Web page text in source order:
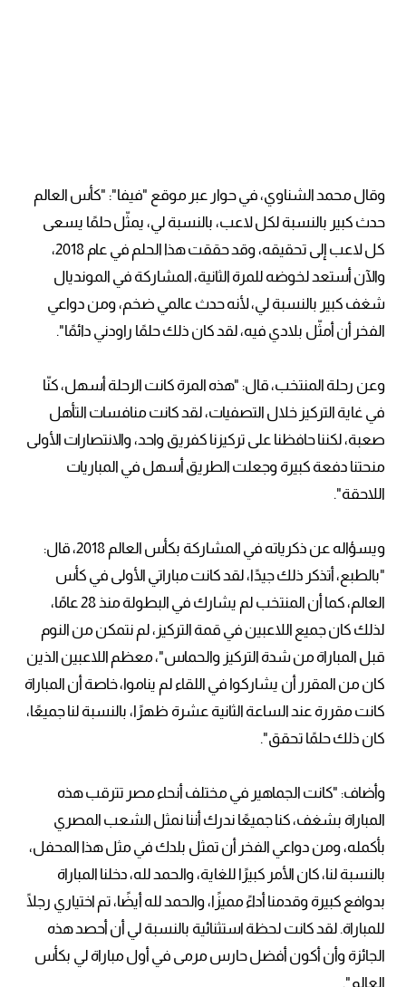
وقال محمد الشناوي، في حوار عبر موقع "فيفا": "كأس العالم
حدث كبير بالنسبة لكل لاعب، بالنسبة لي، يمثّل حلمًا يسعى
كل لاعب إلى تحقيقه، وقد حققت هذا الحلم في عام 2018،
والآن أستعد لخوضه للمرة الثانية، المشاركة في المونديال
شغف كبير بالنسبة لي، لأنه حدث عالمي ضخم، ومن دواعي
الفخر أن أمثّل بلادي فيه، لقد كان ذلك حلمًا راودني دائمًا".
وعن رحلة المنتخب، قال: "هذه المرة كانت الرحلة أسهل، كنّا
في غاية التركيز خلال التصفيات، لقد كانت منافسات التأهل
صعبة، لكننا حافظنا على تركيزنا كفريق واحد، والانتصارات الأولى
منحتنا دفعة كبيرة وجعلت الطريق أسهل في المباريات
اللاحقة".
ويسؤاله عن ذكرياته في المشاركة بكأس العالم 2018، قال:
"بالطبع، أتذكر ذلك جيدًا، لقد كانت مباراتي الأولى في كأس
العالم، كما أن المنتخب لم يشارك في البطولة منذ 28 عامًا،
لذلك كان جميع اللاعبين في قمة التركيز، لم نتمكن من النوم
قبل المباراة من شدة التركيز والحماس"، معظم اللاعبين الذين
كان من المقرر أن يشاركوا في اللقاء لم يناموا، خاصة أن المباراة
كانت مقررة عند الساعة الثانية عشرة ظهرًا، بالنسبة لنا جميعًا،
كان ذلك حلمًا تحقق".
وأضاف: "كانت الجماهير في مختلف أنحاء مصر تترقب هذه
المباراة بشغف، كنا جميعًا ندرك أننا نمثل الشعب المصري
بأكمله، ومن دواعي الفخر أن تمثل بلدك في مثل هذا المحفل،
بالنسبة لنا، كان الأمر كبيرًا للغاية، والحمد لله، دخلنا المباراة
بدوافع كبيرة وقدمنا أداءً مميزًا، والحمد لله أيضًا، تم اختياري رجلًا
للمباراة. لقد كانت لحظة استثنائية بالنسبة لي أن أحصد هذه
الجائزة وأن أكون أفضل حارس مرمى في أول مباراة لي بكأس
العالم".